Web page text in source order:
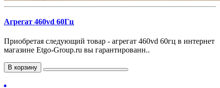
Агрегат 460vd 60Гц
Приобретая следующий товар - агрегат 460vd 60гц в интернет
магазине Etgo-Group.ru вы гарантированн..
В корзину